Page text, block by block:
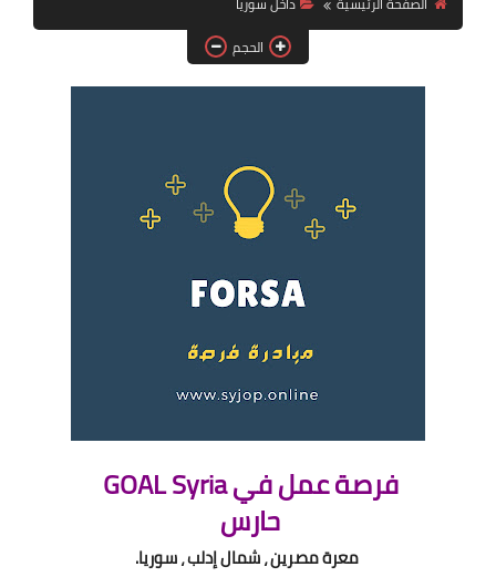
فرص عمل في العراق
فرص عمل في اليمن
دورات تدريبية
الحجم
فرصة عمل في GOAL Syria
حارس
معرة مصرين ، شمال إدلب ، سوريا.